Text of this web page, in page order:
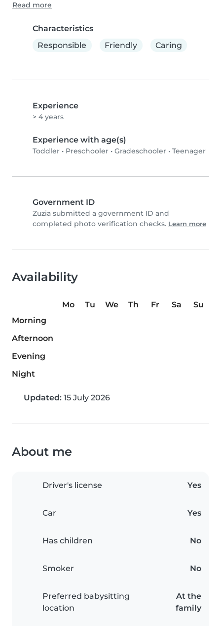
Read more
Characteristics
Responsible
Friendly Caring
Experience
> 4 years
Experience with age(s)
Toddler • Preschooler • Gradeschooler • Teenager
Government ID
Zuzia submitted a government ID and
completed photo verification checks. Learn more
Availability
Mo Tu We Th Fr Sa
Su
Morning
Afternoon
Evening
Night
Updated: 15 July 2026
About me
Driver's license Yes
Car Yes
Has children No
Smoker No
Preferred babysitting
location
At the
family